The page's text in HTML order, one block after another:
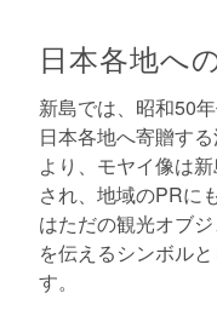
日本各地へ
新島では、昭和50
日本各地へ寄贈す
より、モヤイ像は
され、地域のPRに
はただの観光オブ
を伝えるシンボル
す。